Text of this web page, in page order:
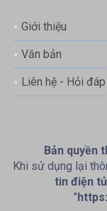
Giới thiệu
Văn bản
Liên hệ - Hỏi đáp
Bản quyền
Khi sử dụng lại
tin điện
"